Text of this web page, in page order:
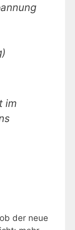
im
der neue